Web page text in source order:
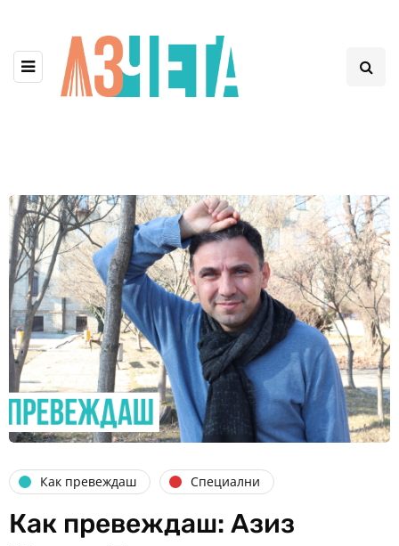
Как превеждаш Специални
Как превеждаш: Азиз